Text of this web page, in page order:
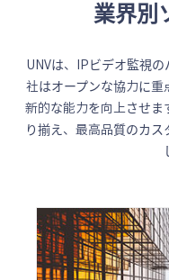
業界別
UNVは、IPビデオ監視
社はオープンな協力に重
新的な能力を向上させま
り揃え、最高品質のカ